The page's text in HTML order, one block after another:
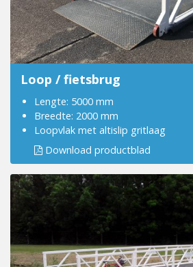
Loop / fietsbrug
Lengte: 5000 mm
Breedte: 2000 mm
Loopvlak met altislip gritlaag
Download productblad